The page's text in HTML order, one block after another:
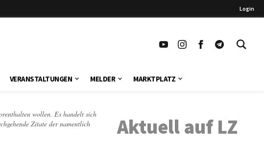
Login
VERANSTALTUNGEN MELDER MARKTPLATZ
wollen. Es handelt sich
Zitate der namentlich
Aktuell auf LZ